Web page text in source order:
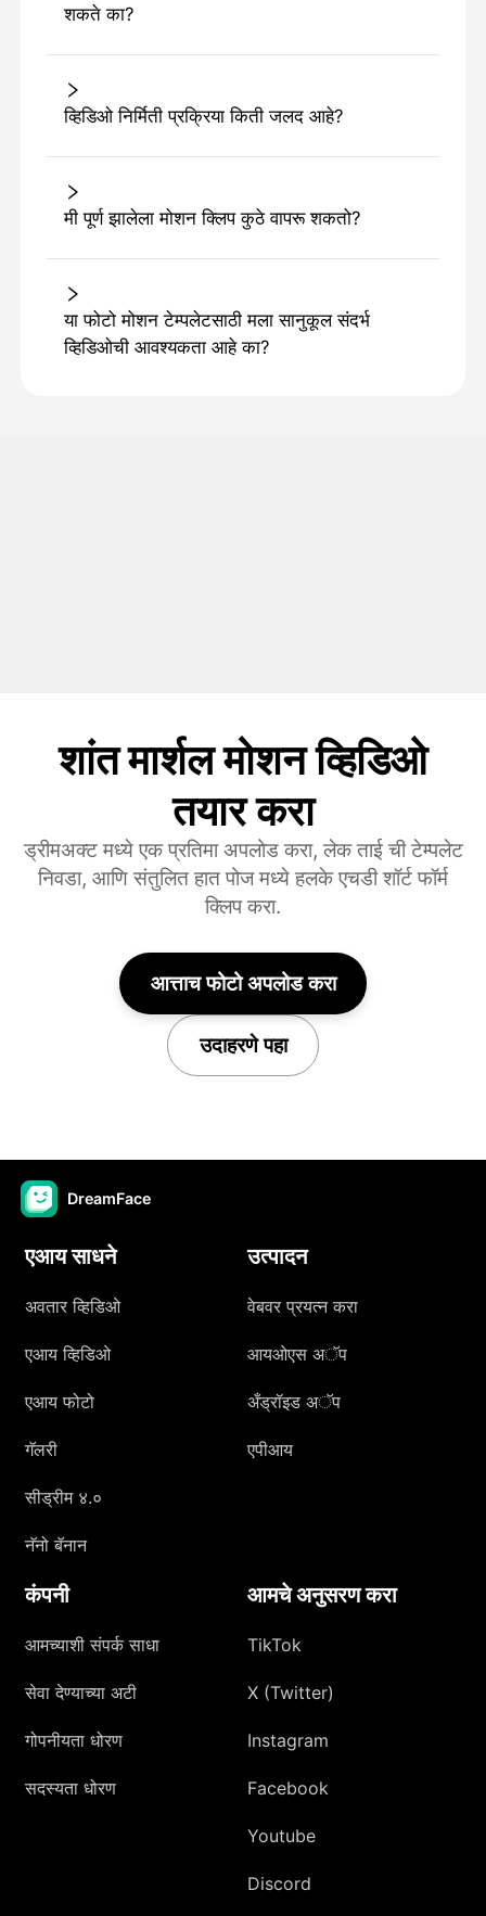
शकते का?
व्हिडिओ निर्मिती प्रक्रिया किती जलद आहे?
मी पूर्ण झालेला मोशन क्लिप कुठे वापरू शकतो?
या फोटो मोशन टेम्पलेटसाठी मला सानुकूल संदर्भ
व्हिडिओची आवश्यकता आहे का?
शांत मार्शल मोशन व्हिडिओ
तयार करा
ड्रीमअक्ट मध्ये एक प्रतिमा अपलोड करा, लेक ताई ची टेम्पलेट
निवडा, आणि संतुलित हात पोज मध्ये हलके एचडी शॉर्ट फॉर्म
क्लिप करा.
आत्ताच फोटो अपलोड करा
उदाहरणे पहा
DreamFace
एआय साधने
अवतार व्हिडिओ
एआय व्हिडिओ
एआय फोटो
गॅलरी
सीड्रीम ४.०
नॅनो बॅनान
उत्पादन
वेबवर प्रयत्न करा
आयओएस अॅप
अँड्रॉइड अॅप
एपीआय
कंपनी
आमच्याशी संपर्क साधा
सेवा देण्याच्या अटी
गोपनीयता धोरण
सदस्यता धोरण
आमचे अनुसरण करा
TikTok
X (Twitter)
Instagram
Facebook
Youtube
Discord